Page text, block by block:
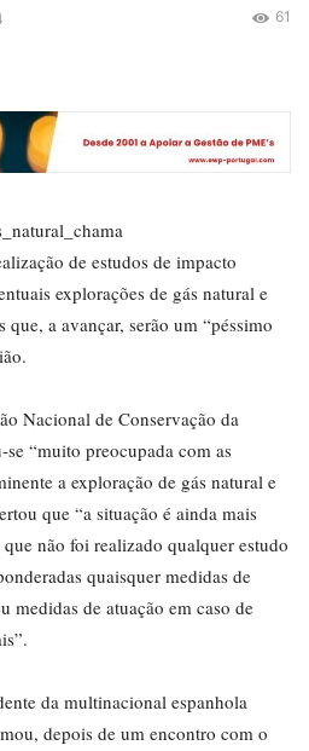
61
de estudos de impacto
explorações de gás natural e
a avançar, serão um “péssimo
Nacional de Conservação da
“muito preocupada com as
a exploração de gás natural e
que “a situação é ainda mais
não foi realizado qualquer estudo
quaisquer medidas de
medidas de atuação em caso de
da multinacional espanhola
depois de um encontro com o